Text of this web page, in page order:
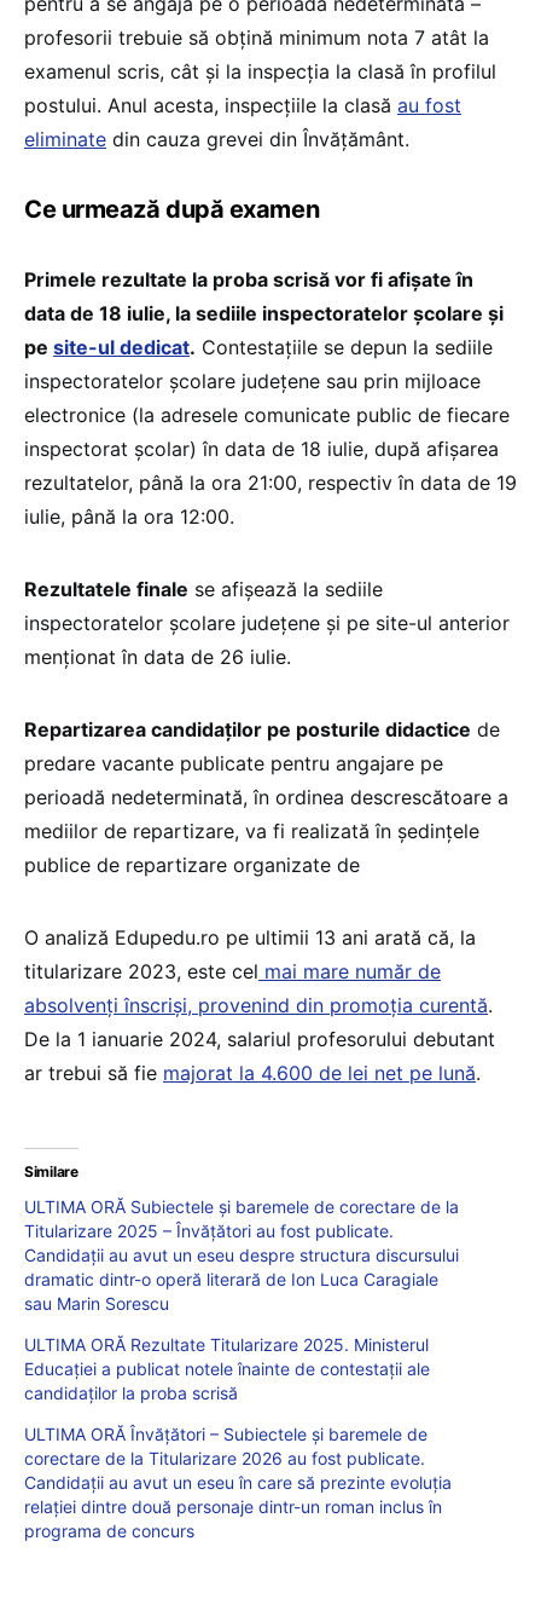
profesorii trebuie să obțină minimum nota 7 atât la
examenul scris, cât și la inspecția la clasă în profilul
postului. Anul acesta, inspecțiile la clasă au fost
eliminate din cauza grevei din Învățământ.
Ce urmează după examen
Primele rezultate la proba scrisă vor fi afișate în
data de 18 iulie, la sediile inspectoratelor şcolare şi
pe site-ul dedicat. Contestaţiile se depun la sediile
inspectoratelor şcolare judeţene sau prin mijloace
electronice (la adresele comunicate public de fiecare
inspectorat școlar) în data de 18 iulie, după afişarea
rezultatelor, până la ora 21:00, respectiv în data de 19
iulie, până la ora 12:00.
Rezultatele finale se afişează la sediile
inspectoratelor şcolare judeţene şi pe site-ul anterior
menționat în data de 26 iulie.
Repartizarea candidaţilor pe posturile didactice de
predare vacante publicate pentru angajare pe
perioadă nedeterminată, în ordinea descrescătoare a
mediilor de repartizare, va fi realizată în ședințele
publice de repartizare organizate de
O analiză Edupedu.ro pe ultimii 13 ani arată că, la
titularizare 2023, este cel mai mare număr de
absolvenți înscriși, provenind din promoția curentă.
De la 1 ianuarie 2024, salariul profesorului debutant
ar trebui să fie majorat la 4.600 de lei net pe lună.
Similare
ULTIMA ORĂ Subiectele și baremele de corectare de la
Titularizare 2025 – Învățători au fost publicate.
Candidații au avut un eseu despre structura discursului
dramatic dintr-o operă literară de Ion Luca Caragiale
sau Marin Sorescu
ULTIMA ORĂ Rezultate Titularizare 2025. Ministerul
Educației a publicat notele înainte de contestații ale
candidaților la proba scrisă
ULTIMA ORĂ Învățători – Subiectele și baremele de
corectare de la Titularizare 2026 au fost publicate.
Candidații au avut un eseu în care să prezinte evoluţia
relaţiei dintre două personaje dintr-un roman inclus în
programa de concurs